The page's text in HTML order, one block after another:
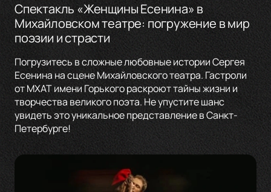
Спектакль «Женщины Есенина» в
Михайловском театре: погружение в мир
поэзии и страсти
Погрузитесь в сложные любовные истории Сергея
Есенина на сцене Михайловского театра. Гастроли
от МХАТ имени Горького раскроют тайны жизни и
творчества великого поэта. Не упустите шанс
увидеть это уникальное представление в Санкт-
Петербурге!